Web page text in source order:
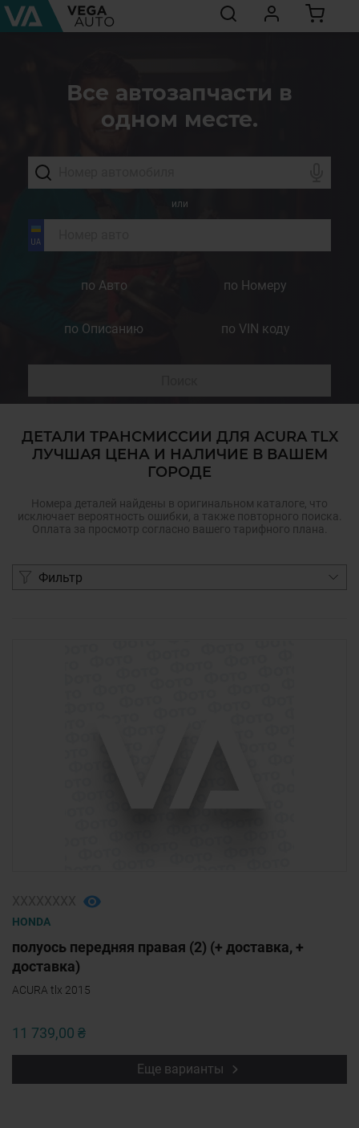
Все автозапчасти в
одном месте.
или
по Авто по Номеру
по Описанию по VIN коду
ДЕТАЛИ ТРАНСМИССИИ ДЛЯ ACURA TLX
ЛУЧШАЯ ЦЕНА И НАЛИЧИЕ В ВАШЕМ
ГОРОДЕ
Номера деталей найдены в оригинальном каталоге, что
исключает вероятность ошибки, а также повторного поиска.
Оплата за просмотр согласно вашего тарифного плана.
Фильтр
HONDA
полуось передняя правая (2) (+ доставка, +
доставка)
ACURA tlx 2015
11 739,00 ₴
Еще варианты